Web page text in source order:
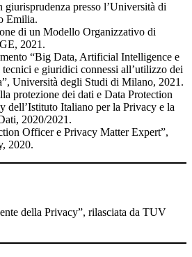
giurisprudenza presso l’Università di
Emilia.
di un Modello Organizzativo di
2021.
“Big Data, Artificial Intelligence e
e giuridici connessi all’utilizzo dei
Università degli Studi di Milano, 2021.
protezione dei dati e Data Protection
dell’Istituto Italiano per la Privacy e la
2020/2021.
Officer e Privacy Matter Expert”,
2020.
della Privacy”, rilasciata da TUV